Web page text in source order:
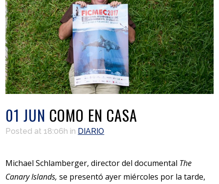
01 JUN COMO EN CASA
Posted at 18:06h in DIARIO
Michael Schlamberger, director del documental The
Canary Islands,se presentó ayer miércoles por la tarde,